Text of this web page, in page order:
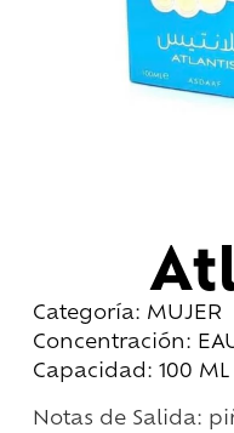
Categoría: MUJER
Concentración:
Capacidad: 100 ML
Notas de Salida: